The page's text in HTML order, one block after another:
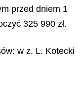
przed dniem 1
325 990 zł.
w z. L. Kotecki